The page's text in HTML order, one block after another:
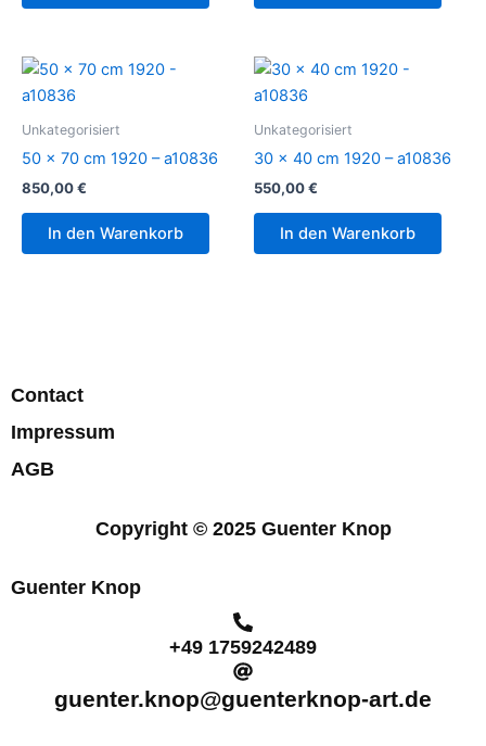
Unkategorisiert
50 x 70 cm 1920 – a10836
850,00€
In den Warenkorb
Unkategorisiert
30 x 40 cm 1920 – a10836
550,00€
In den Warenkorb
Contact
Impressum
AGB
Copyright © 2025 Guenter Knop
Guenter Knop
+49 1759242489
guenter.knop@guenterknop-art.de